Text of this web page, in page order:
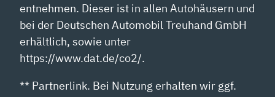
entnehmen. Dieser ist in allen Autohäusern und
bei der Deutschen Automobil Treuhand GmbH
erhältlich, sowie unter
https://www.dat.de/co2/.
** Partnerlink. Bei Nutzung erhalten wir ggf.